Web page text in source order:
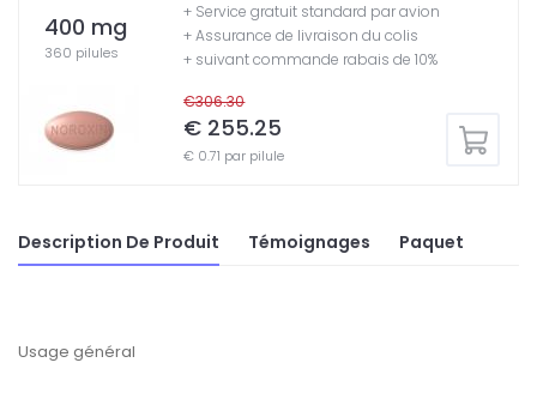
400 mg
360 pilules
€306.30
€ 255.25
€ 0.71 par pilule
+ Service gratuit standard par avion
+ Assurance de livraison du colis
+ suivant commande rabais de 10%
Description De Produit Témoignages Paquet
Usage général